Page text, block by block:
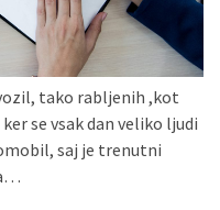
tako rabljenih ,kot
se vsak dan veliko ljudi
saj je trenutni